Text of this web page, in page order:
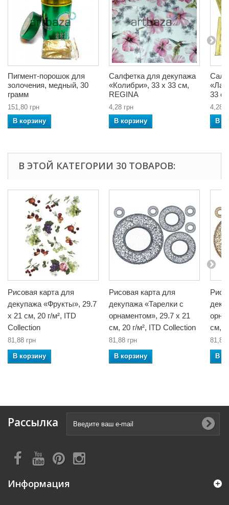
Пигмент-порошок для
золочения, медный, 30
грамм
151,80 грн
В корзину
Салфетка для декупажа
«Колибри», 33 x 33 см,
REGINA
4,28 грн
В корзину
33
4,28
В
В ЭТОЙ КАТЕГОРИИ 30 ТОВАРОВ:
Рисовая карта для
декупажа «Фрукты», 29.7
x 21 см, 20 г/м², ITD
Collection
81,88 грн
В корзину
Рисовая карта для
декупажа «Тарелки с
орнаментом», 29.7 x 21
см, 20 г/м², ITD Collection
81,88 грн
В корзину
см,
81,88
В
Рассылка
Информация